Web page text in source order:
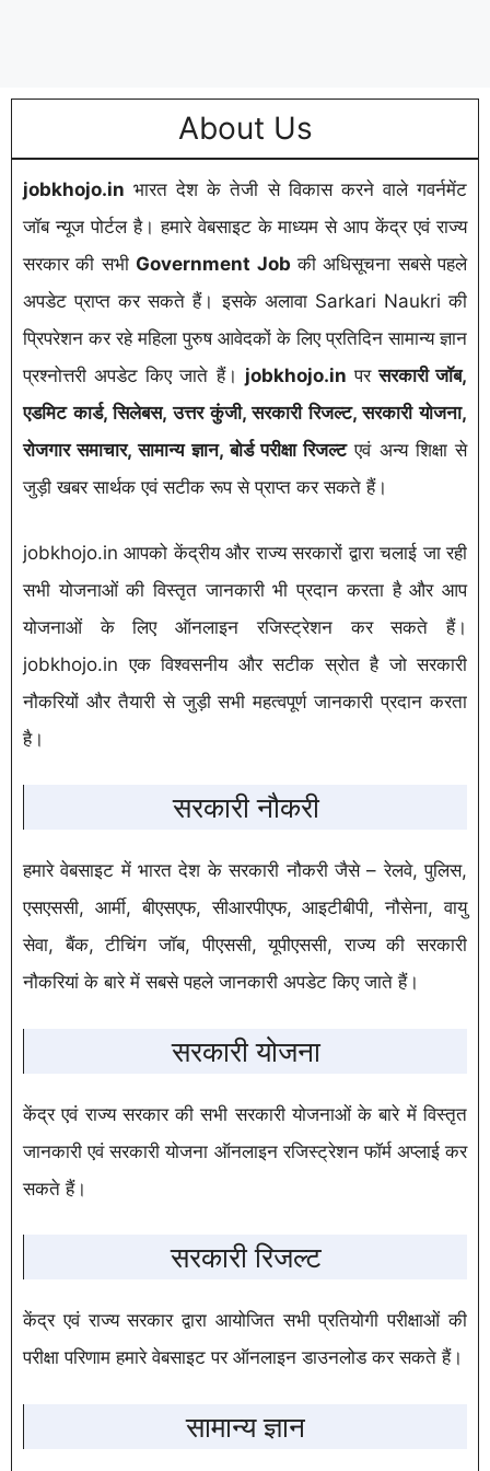
About Us
jobkhojo.in भारत देश के तेजी से विकास करने वाले गवर्नमेंट
जॉब न्यूज पोर्टल है। हमारे वेबसाइट के माध्यम से आप केंद्र एवं राज्य
सरकार की सभी Government Job की अधिसूचना सबसे पहले
अपडेट प्राप्त कर सकते हैं। इसके अलावा Sarkari Naukri की
प्रिपरेशन कर रहे महिला पुरुष आवेदकों के लिए प्रतिदिन सामान्य ज्ञान
प्रश्नोत्तरी अपडेट किए जाते हैं। jobkhojo.in परसरकारी जॉब,
एडमिट कार्ड, सिलेबस, उत्तर कुंजी, सरकारी रिजल्ट, सरकारी योजना,
रोजगार समाचार, सामान्य ज्ञान, बोर्ड परीक्षा रिजल्टएवं अन्य शिक्षा से
जुड़ी खबर सार्थक एवं सटीक रूप से प्राप्त कर सकते हैं।
jobkhojo.in आपको केंद्रीय और राज्य सरकारों द्वारा चलाई जा रही
सभी योजनाओं की विस्तृत जानकारी भी प्रदान करता है और आप
योजनाओं के लिए ऑनलाइन रजिस्ट्रेशन कर सकते हैं।
jobkhojo.in एक विश्वसनीय और सटीक स्रोत है जो सरकारी
नौकरियों और तैयारी से जुड़ी सभी महत्वपूर्ण जानकारी प्रदान करता
है।
सरकारी नौकरी
हमारे वेबसाइट में भारत देश के सरकारी नौकरी जैसे – रेलवे, पुलिस,
एसएससी, आर्मी, बीएसएफ, सीआरपीएफ, आइटीबीपी, नौसेना, वायु
सेवा, बैंक, टीचिंग जॉब, पीएससी, यूपीएससी, राज्य की सरकारी
नौकरियां के बारे में सबसे पहले जानकारी अपडेट किए जाते हैं।
सरकारी योजना
केंद्र एवं राज्य सरकार की सभी सरकारी योजनाओं के बारे में विस्तृत
जानकारी एवं सरकारी योजना ऑनलाइन रजिस्ट्रेशन फॉर्म अप्लाई कर
सकते हैं।
सरकारी रिजल्ट
केंद्र एवं राज्य सरकार द्वारा आयोजित सभी प्रतियोगी परीक्षाओं की
परीक्षा परिणाम हमारे वेबसाइट पर ऑनलाइन डाउनलोड कर सकते हैं।
सामान्य ज्ञान